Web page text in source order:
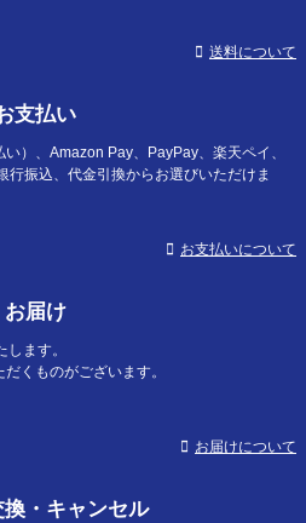
送料について
支払い
）、Amazon Pay、PayPay、楽天ペイ、
行振込、代金引換からお選びいただけま
お支払いについて
お届け
ます。
くものがございます。
お届けについて
・キャンセル